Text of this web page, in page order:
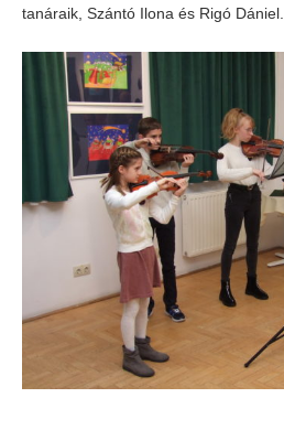
tanáraik, Szántó Ilona és Rigó Dániel.